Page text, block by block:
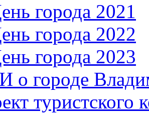
города 2021
города 2022
города 2023
о городе
туристского